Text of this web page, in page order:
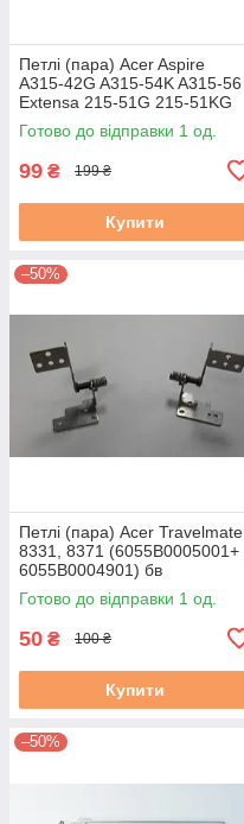
Петлі (пара) Acer Aspire
A315-42G A315-54K A315-56
Extensa 215-51G 215-51KG
(AM2ME000400
AM2ME000300) б/в
Готово до відправки 1 од.
99 ₴ 199 ₴
Купити
–50%
Петлі (пара) Acer Travelmate
8331, 8371 (6055B0005001+
6055B0004901) бв
Готово до відправки 1 од.
50 ₴ 100 ₴
Купити
–50%